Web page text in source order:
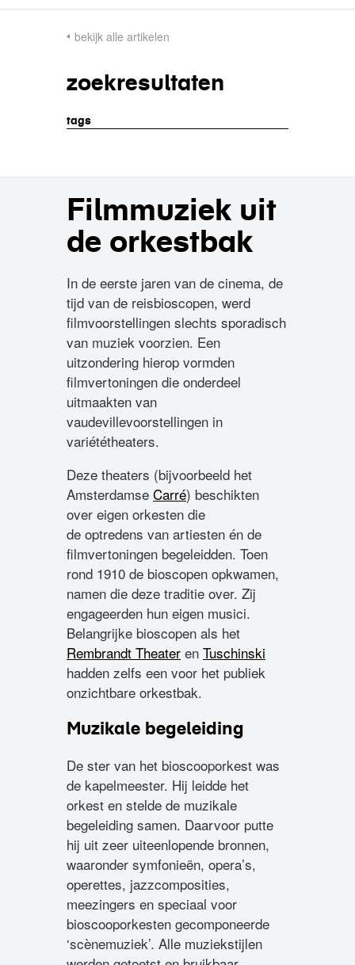
bekijk alle artikelen
zoekresultaten
tags
Filmmuziek uit
de orkestbak
In de eerste jaren van de cinema, de
tijd van de reisbioscopen, werd
filmvoorstellingen slechts sporadisch
van muziek voorzien. Een
uitzondering hierop vormden
filmvertoningen die onderdeel
uitmaakten van
vaudevillevoorstellingen in
variététheaters.
Deze theaters (bijvoorbeeld het
Amsterdamse Carré) beschikten
over eigen orkesten die
de optredens van artiesten én de
filmvertoningen begeleidden. Toen
rond 1910 de bioscopen opkwamen,
namen die deze traditie over. Zij
engageerden hun eigen musici.
Belangrijke bioscopen als het
Rembrandt Theater en Tuschinski
hadden zelfs een voor het publiek
onzichtbare orkestbak.
Muzikale begeleiding
De ster van het bioscooporkest was
de kapelmeester. Hij leidde het
orkest en stelde de muzikale
begeleiding samen. Daarvoor putte
hij uit zeer uiteenlopende bronnen,
waaronder symfonieën, opera’s,
operettes, jazzcomposities,
meezingers en speciaal voor
bioscooporkesten gecomponeerde
‘scènemuziek’. Alle muziekstijlen